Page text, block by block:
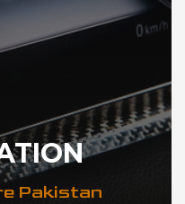
Pakistan